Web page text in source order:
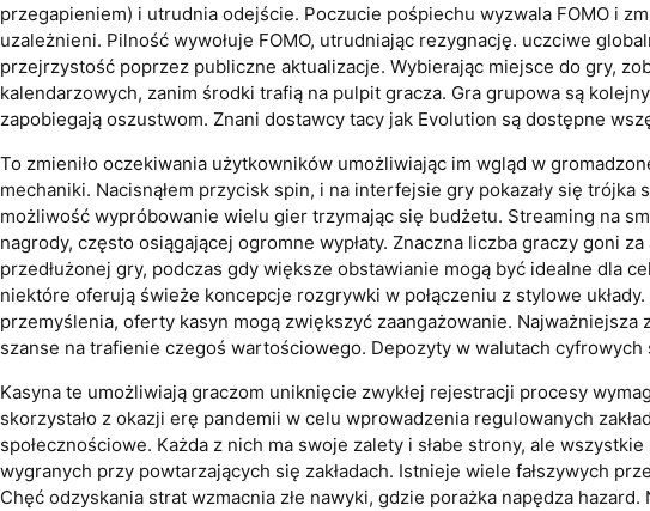
przegapieniem) i utrudnia odejście. Poczucie pośpiechu wyzwala FOMO i
uzależnieni. Pilność wywołuje FOMO, utrudniając rezygnację. uczciwe
przejrzystość poprzez publiczne aktualizacje. Wybierając miejsce do gry,
kalendarzowych, zanim środki trafią na pulpit gracza. Gra grupowa są
zapobiegają oszustwom. Znani dostawcy tacy jak Evolution są dostępne
To zmieniło oczekiwania użytkowników umożliwiając im wgląd w
mechaniki. Nacisnąłem przycisk spin, i na interfejsie gry pokazały się
możliwość wypróbowanie wielu gier trzymając się budżetu. Streaming na
nagrody, często osiągającej ogromne wypłaty. Znaczna liczba graczy goni
przedłużonej gry, podczas gdy większe obstawianie mogą być idealne dla
niektóre oferują świeże koncepcje rozgrywki w połączeniu z stylowe
przemyślenia, oferty kasyn mogą zwiększyć zaangażowanie.
szanse na trafienie czegoś wartościowego. Depozyty w walutach cyfrowych
Kasyna te umożliwiają graczom uniknięcie zwykłej rejestracji procesy
skorzystało z okazji erę pandemii w celu wprowadzenia regulowanych
społecznościowe. Każda z nich ma swoje zalety i słabe strony, ale
wygranych przy powtarzających się zakładach. Istnieje wiele fałszywych
Chęć odzyskania strat wzmacnia złe nawyki, gdzie porażka napędza